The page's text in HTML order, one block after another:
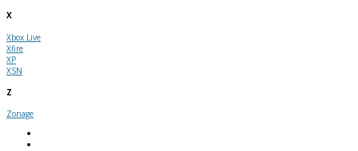
X
Xbox Live
Xfire
XP
XSN
Z
Zonage